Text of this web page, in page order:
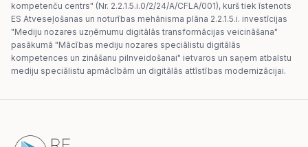
kompetenču centrs" (Nr. 2.2.1.5.i.0/2/24/A/CFLA/001), kurš tiek īstenots
ES Atveseļošanas un noturības mehānisma plāna 2.2.1.5.i. investīcijas
"Mediju nozares uzņēmumu digitālās transformācijas veicināšana"
pasākumā "Mācības mediju nozares speciālistu digitālās
kompetences un zināšanu pilnveidošanai" ietvaros un saņem atbalstu
mediju speciālistu apmācībām un digitālās attīstības modernizācijai.